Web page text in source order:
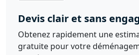
Devis clair et sans
Obtenez rapidement une
gratuite pour votre